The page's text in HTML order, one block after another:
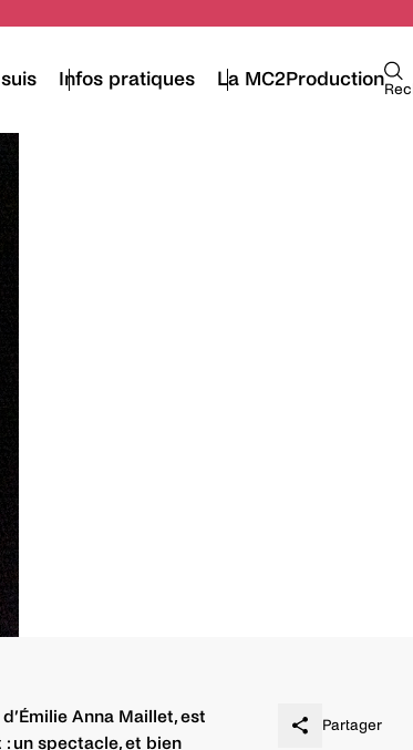
Infos pratiques La MC2Production
Anna Maillet, est
un spectacle, et bien
Partager